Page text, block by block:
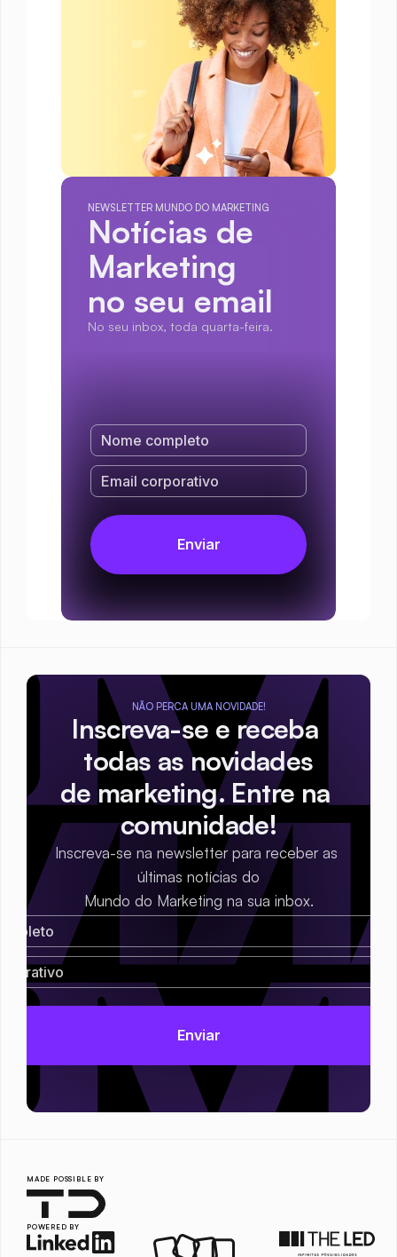
NEWSLETTER MUNDO DO MARKETING
Notícias de
Marketing
no seu email
No seu inbox, toda quarta-feira.
NÃO PERCA UMA NOVIDADE!
Inscreva-se e receba
todas as novidades
de marketing. Entre na
comunidade!
Inscreva-se na newsletter para receber as
últimas notícias do
Mundo do Marketing na sua inbox.
MADE POSSIBLE BY
POWERED BY